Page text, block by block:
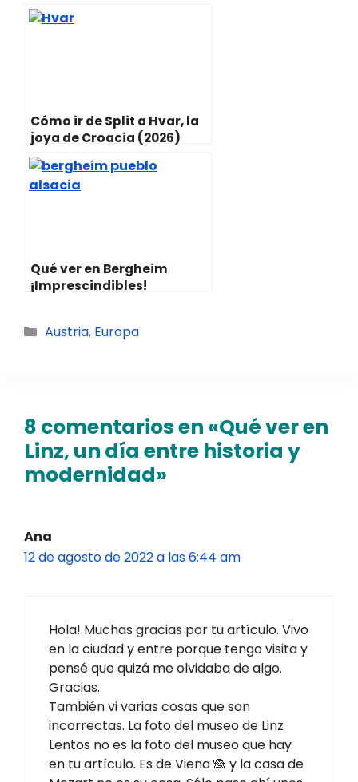
Cómo ir de Split a Hvar, la
joya de Croacia (2026)
Qué ver en Bergheim
¡Imprescindibles!
Categorías
Austria, Europa
8 comentarios en «Qué ver en
Linz, un día entre historia y
modernidad»
Ana
12 de agosto de 2022 a las 6:44 am
Hola! Muchas gracias por tu artículo. Vivo
en la ciudad y entre porque tengo visita y
pensé que quizá me olvidaba de algo.
Gracias.
También vi varias cosas que son
incorrectas. La foto del museo de Linz
Lentos no es la foto del museo que hay
en tu artículo. Es de Viena 🙈 y la casa de